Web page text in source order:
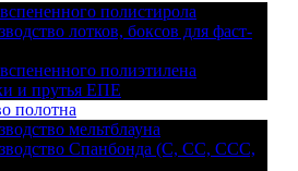
полистирола
лотков, боксов для фаст-
полиэтилена
и прутья ЕПЕ
полотна
мельтблауна
Спанбонда (С, СС, ССС,